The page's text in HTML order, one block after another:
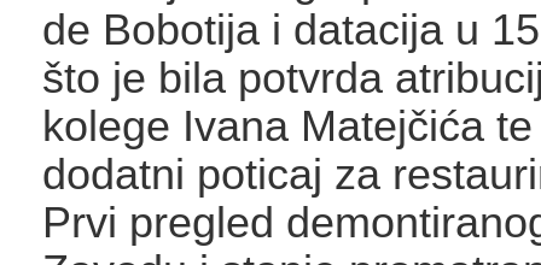
de Bobotija i datacija u
što je bila potvrda
kolege Ivana Matejčića
dodatni poticaj za
Prvi pregled